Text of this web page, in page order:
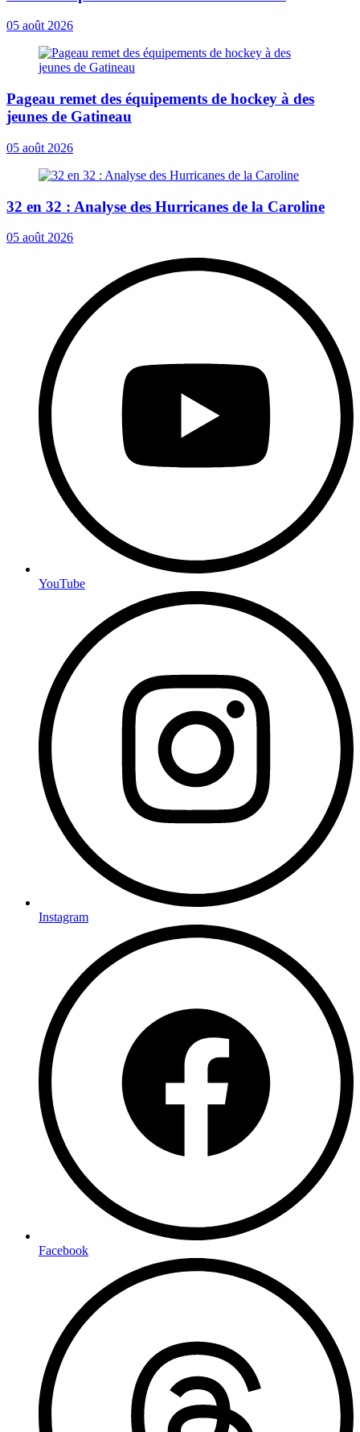
05 août 2026
Pageau remet des équipements de hockey à des
jeunes de Gatineau
05 août 2026
32 en 32 : Analyse des Hurricanes de la Caroline
05 août 2026
YouTube
Instagram
Facebook